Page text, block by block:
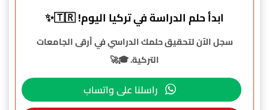
ابدأ حلم الدراسة في تركيا اليوم! 🇹🇷✨
سجل الآن لتحقيق حلمك الدراسي في أرقى الجامعات
التركية. 🎓🚀
راسلنا على واتساب